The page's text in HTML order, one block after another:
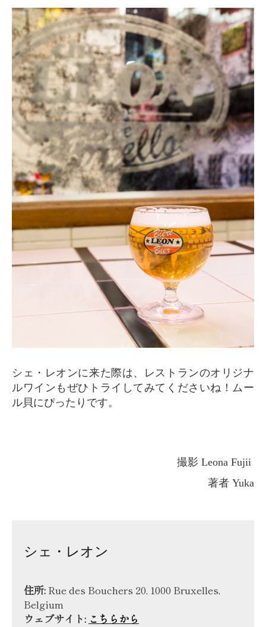
シェ・レオンに来た際は、レストランのオリジナ
ルワインもぜひトライしてみてくださいね！ムー
ル貝にぴったりです。
撮影 Leona Fujii
著者 Yuka
シェ・レオン
住所: Rue des Bouchers 20, 1000 Bruxelles,
Belgium
ウェブサイト: こちらから